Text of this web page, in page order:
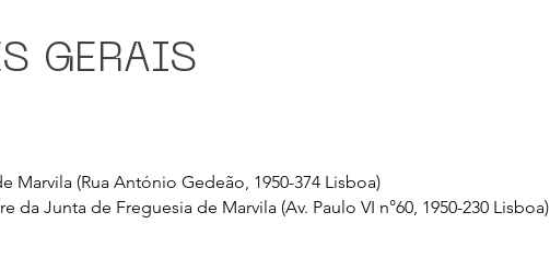
GERAIS
Marvila (Rua António Gedeão, 1950-374 Lisboa)
da Junta de Freguesia de Marvila (Av. Paulo VI n°60, 1950-230 Lisboa)